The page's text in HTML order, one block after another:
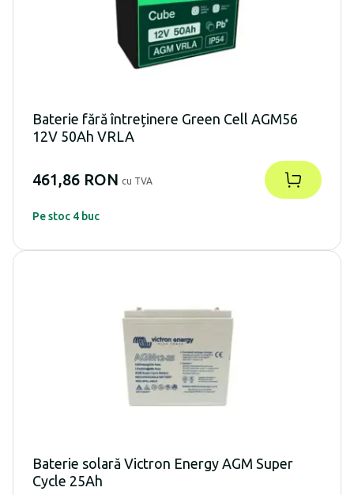
Baterie fără întreținere Green Cell AGM56
12V 50Ah VRLA
461,86 RON cu TVA
Pe stoc 4 buc
Baterie solară Victron Energy AGM Super
Cycle 25Ah